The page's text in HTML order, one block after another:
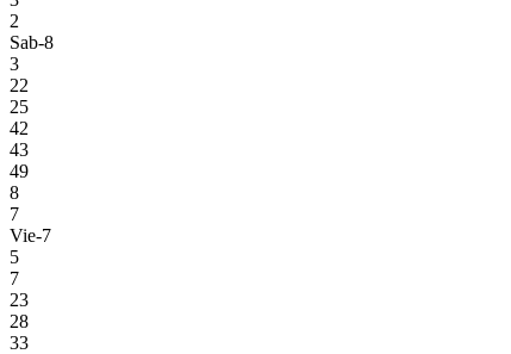
2
Sab-8
3
22
25
42
43
49
8
7
Vie-7
5
7
23
28
33